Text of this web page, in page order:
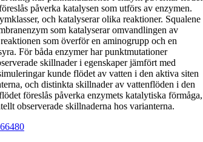
påverka katalysen som utförs av enzymen.
och katalyserar olika reaktioner. Squalene
som katalyserar omvandlingen av
som överför en aminogrupp och en
För båda enzymer har punktmutationer
skillnader i egenskaper jämfört med
kunde flödet av vatten i den aktiva siten
och distinkta skillnader av vattenflöden i den
föreslås påverka enzymets katalytiska förmåga,
observerade skillnaderna hos varianterna.